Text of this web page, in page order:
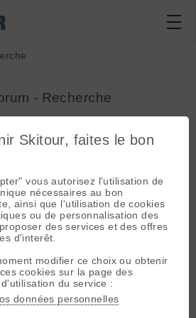
- Recherche
les sujets
le 21.12.2024 à 08:38)
le 20.12.2024 à 20:55)
le 20.12.2024 à 12:58)
Skitour est peuplé de
Skitour, faites le bon
vous autorisez l'utilisation de
nécessaires au bon
ainsi que l'utilisation de cookies
ou de personnalisation des
des services et des offres
d'interêt.
modifier ce choix ou obtenir
cookies sur la page des
du service :
données personnelles